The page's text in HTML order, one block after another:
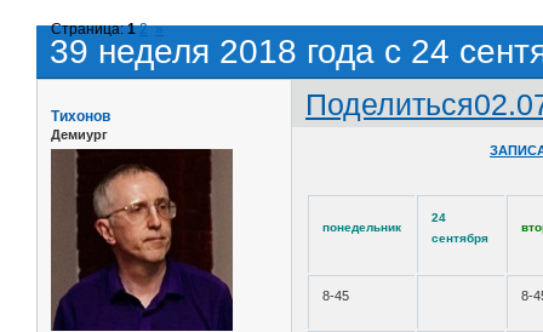
39 неделя 2018 года с 24
Страница:1 2 »
Поделиться
Тихонов
Демиург
понедельник
24
сентября
8-45 8-